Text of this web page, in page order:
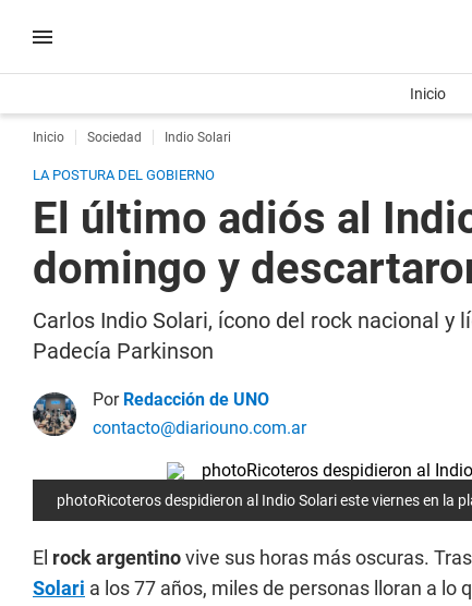
Inicio
Inicio Sociedad Indio Solari
LA POSTURA DEL GOBIERNO
El último adiós al
domingo y
Carlos Indio Solari, ícono del rock nacional y
Padecía Parkinson
Por Redacción de UNO
contacto@diariouno.com.ar
photoRicoteros despidieron al Indio Solari este viernes en la
El rock argentinovive sus horas más oscuras.
Solari a los 77 años, miles de personas lloran a lo